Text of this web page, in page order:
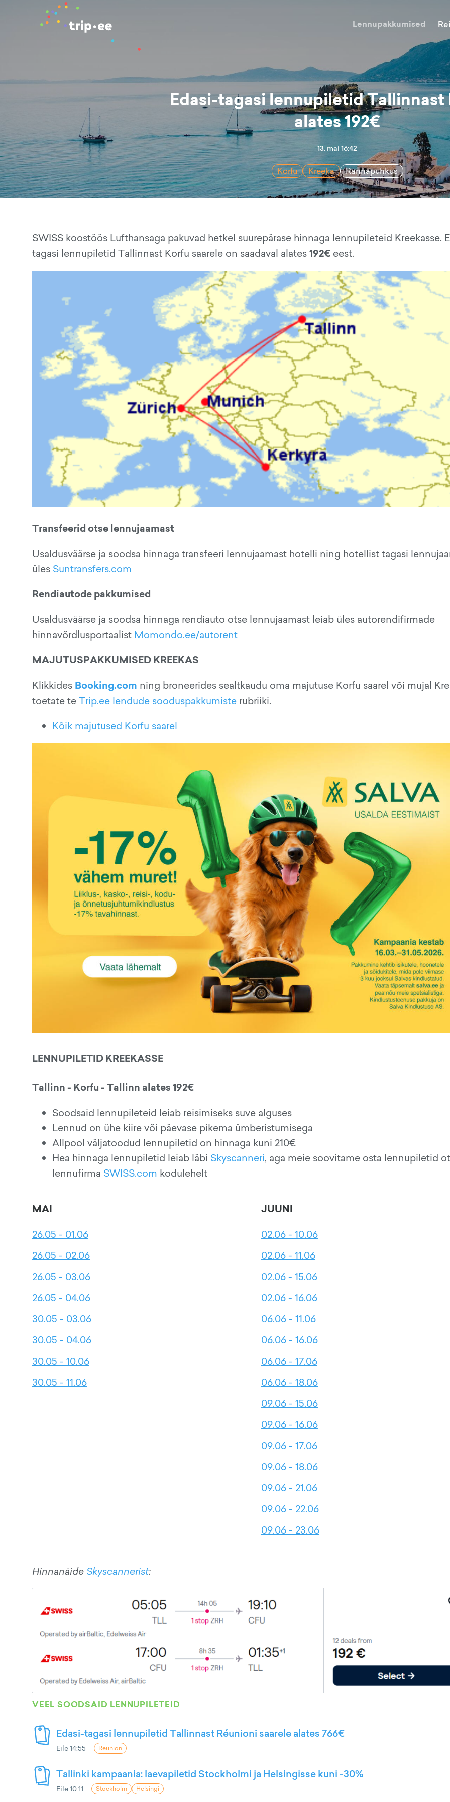
Lennupakkumised
Edasi-tagasi lennupiletid Tallinnast
alates 192€
13. mai 16:42
Korfu Kreeka Rannapuhkus
SWISS koostöös Lufthansaga pakuvad hetkel suurepärase hinnaga lennupileteid Kreekasse.
tagasi lennupiletid Tallinnast Korfu saarele on saadaval alates192€ eest.
Transfeerid otse lennujaamast
Usaldusväärse ja soodsa hinnaga transfeeri lennujaamast hotelli ning hotellist tagasi
üles Suntransfers.com
Rendiautode pakkumised
Usaldusväärse ja soodsa hinnaga rendiauto otse lennujaamast leiab üles autorendifirmade
hinnavõrdlusportaalist Momondo.ee/autorent
MAJUTUSPAKKUMISED KREEKAS
Klikkides Booking.com ning broneerides sealtkaudu oma majutuse Korfu saarel või mujal
toetate teTrip.ee lendude sooduspakkumiste rubriiki.
Kõik majutused Korfu saarel
LENNUPILETID KREEKASSE
Tallinn - Korfu - Tallinn alates 192€
Soodsaid lennupileteid leiab reisimiseks suve alguses
Lennud on ühe kiire või päevase pikema ümberistumisega
Allpool väljatoodud lennupiletid on hinnaga kuni 210€
Hea hinnaga lennupiletid leiab läbi Skyscanneri, aga meie soovitame osta lennupiletid
lennufirma SWISS.com kodulehelt
MAI
26.05 - 01.06
26.05 - 02.06
26.05 - 03.06
26.05 - 04.06
30.05 - 03.06
30.05 - 04.06
30.05 - 10.06
30.05 - 11.06
JUUNI
02.06 - 10.06
02.06 - 11.06
02.06 - 15.06
02.06 - 16.06
06.06 - 11.06
06.06 - 16.06
06.06 - 17.06
06.06 - 18.06
09.06 - 15.06
09.06 - 16.06
09.06 - 17.06
09.06 - 18.06
09.06 - 21.06
09.06 - 22.06
09.06 - 23.06
Hinnanäide Skyscannerist:
VEEL SOODSAID LENNUPILETEID
Edasi-tagasi lennupiletid Tallinnast Réunioni saarele alates 766€
Eile 14:55 Reunion
Tallinki kampaania: laevapiletid Stockholmi ja Helsingisse kuni -30%
Eile 10:11 Stockholm Helsingi